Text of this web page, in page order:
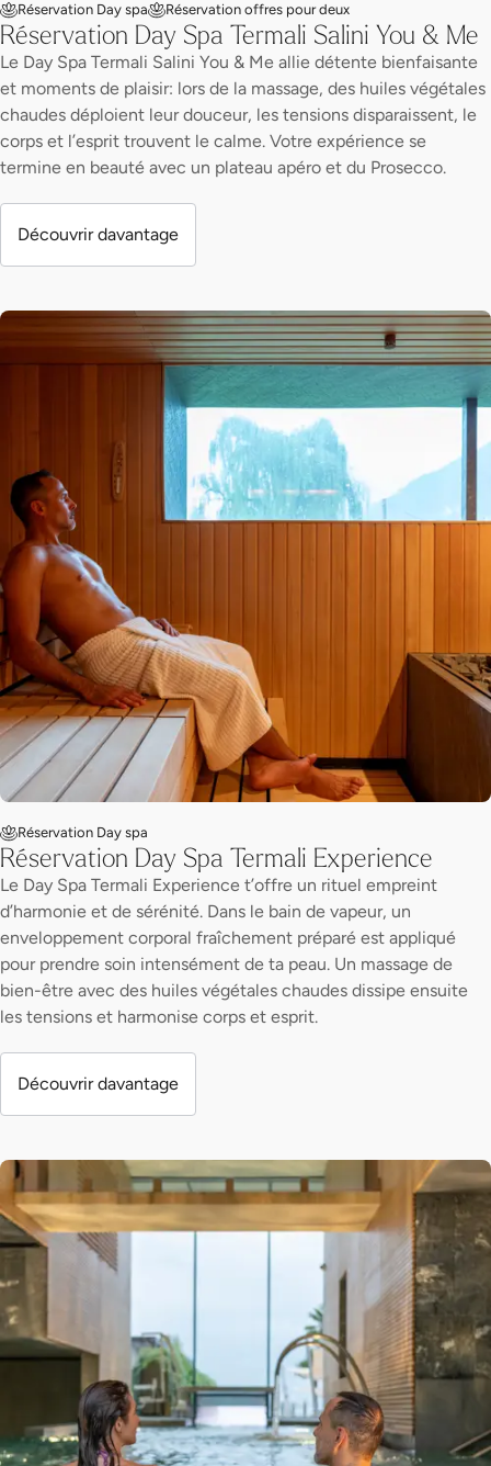
Réservation Day spa Réservation offres pour deux
Réservation Day Spa Termali Salini You & Me
Le Day Spa Termali Salini You & Me allie détente bienfaisante
et moments de plaisir: lors de la massage, des huiles végétales
chaudes déploient leur douceur, les tensions disparaissent, le
corps et l’esprit trouvent le calme. Votre expérience se
termine en beauté avec un plateau apéro et du Prosecco.
Découvrir davantage
Réservation Day spa
Réservation Day Spa Termali Experience
Le Day Spa Termali Experience t’offre un rituel empreint
d’harmonie et de sérénité. Dans le bain de vapeur, un
enveloppement corporal fraîchement préparé est appliqué
pour prendre soin intensément de ta peau. Un massage de
bien-être avec des huiles végétales chaudes dissipe ensuite
les tensions et harmonise corps et esprit.
Découvrir davantage